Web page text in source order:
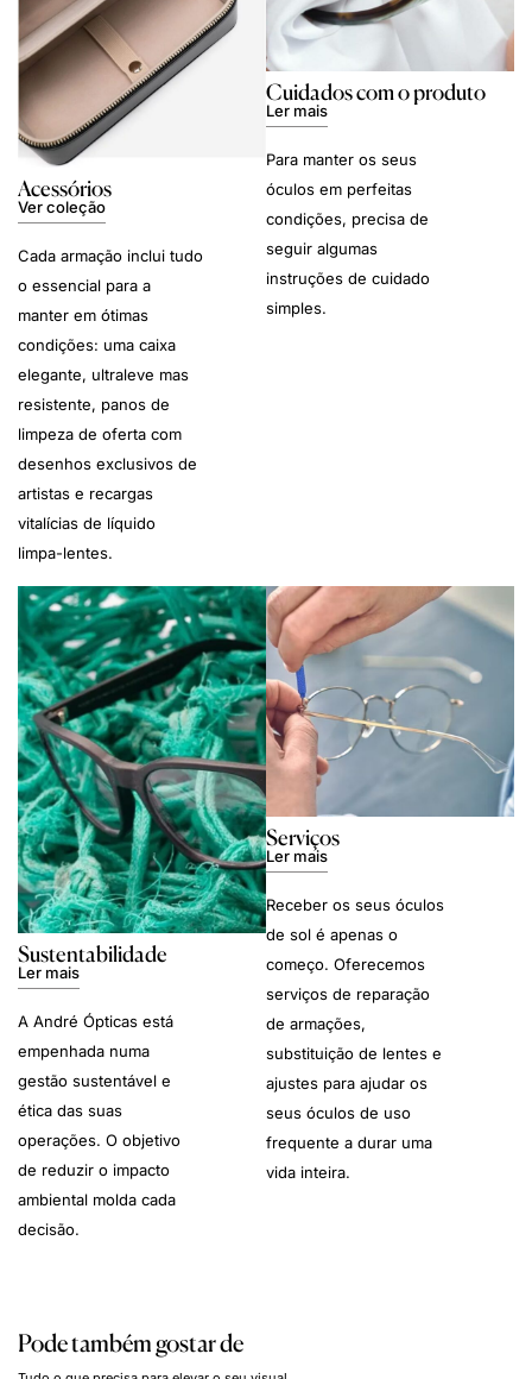
Acessórios
Ver coleção
Cada armação inclui tudo
o essencial para a
manter em ótimas
condições: uma caixa
elegante, ultraleve mas
resistente, panos de
limpeza de oferta com
desenhos exclusivos de
artistas e recargas
vitalícias de líquido
limpa-lentes.
Cuidados com o produto
Ler mais
Para manter os seus
óculos em perfeitas
condições, precisa de
seguir algumas
instruções de cuidado
simples.
Sustentabilidade
Ler mais
A André Ópticas está
empenhada numa
gestão sustentável e
ética das suas
operações. O objetivo
de reduzir o impacto
ambiental molda cada
decisão.
Serviços
Ler mais
Receber os seus óculos
de sol é apenas o
começo. Oferecemos
serviços de reparação
de armações,
substituição de lentes e
ajustes para ajudar os
seus óculos de uso
frequente a durar uma
vida inteira.
Pode também gostar de